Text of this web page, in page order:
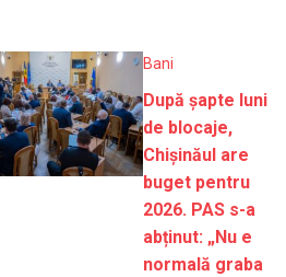
Bani
După șapte luni
de blocaje,
Chișinăul are
buget pentru
2026. PAS s-a
abținut: „Nu e
normală graba